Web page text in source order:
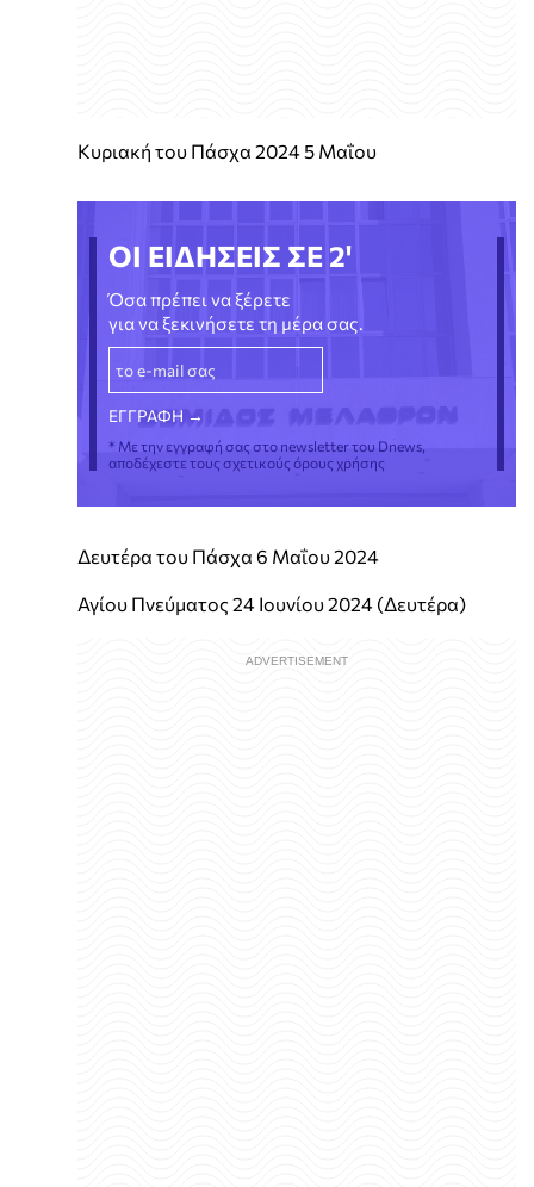
Κυριακή του Πάσχα 2024 5 Μαΐου
ΟΙ ΕΙΔΗΣΕΙΣ ΣΕ 2'
Όσα πρέπει να ξέρετε
για να ξεκινήσετε τη μέρα σας.
* Με την εγγραφή σας στο newsletter του Dnews,
αποδέχεστε τους σχετικούς όρους χρήσης
Δευτέρα του Πάσχα 6 Μαΐου 2024
Αγίου Πνεύματος 24 Ιουνίου 2024 (Δευτέρα)